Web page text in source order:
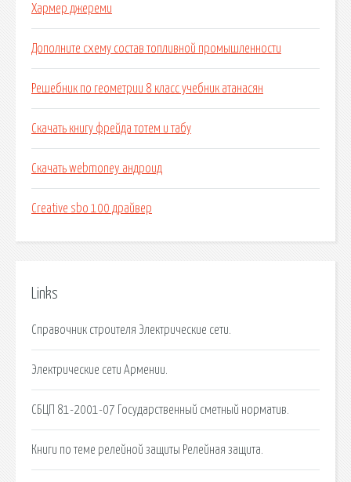
Хармер джереми
Дополните схему состав топливной промышленности
Решебник по геометрии 8 класс учебник атанасян
Скачать книгу фрейда тотем и табу
Скачать webmoney андроид
Creative sbo 100 драйвер
Links
Справочник строителя Электрические сети.
Электрические сети Армении.
СБЦП 81-2001-07 Государственный сметный норматив.
Книги по теме релейной защиты Релейная защита.